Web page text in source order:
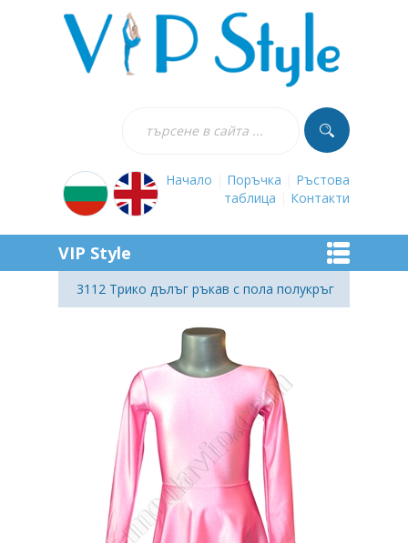
Начало Поръчка
Ръстова
таблица
Контакти
VIP Style
3112 Трико дълъг ръкав с пола полукръг